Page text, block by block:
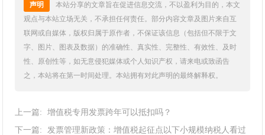
声明
本站分享的文章旨在促进信息交流，不以盈利为目的，本文
观点与本站立场无关，不承担任何责任。部分内容文章及图片来自互
联网或自媒体，版权归属于原作者，不保证该信息（包括但不限于文
字、图片、图表及数据）的准确性、真实性、完整性、有效性、及时
性、原创性等，如无意侵犯媒体或个人知识产权，请来电或致函告
之，本站将在第一时间处理。本站拥有对此声明的最终解释权。
上一篇:
增值税专用发票跨年可以抵扣吗？
下一篇:
发票管理新政策：增值税起征点以下小规模纳税人看过